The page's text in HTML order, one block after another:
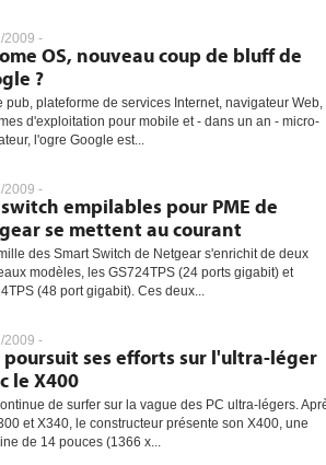
2009 -
OS, nouveau coup de bluff de
?
pub, plateforme de services Internet, navigateur Web,
d'exploitation pour mobile et - dans un an - micro-
l'ogre Google est...
2009 -
switch empilables pour PME de
se mettent au courant
des Smart Switch de Netgear s'enrichit de deux
modèles, les GS724TPS (24 ports gigabit) et
(48 port gigabit). Ces deux...
2009 -
poursuit ses efforts sur l'ultra-léger
le X400
de surfer sur la vague des PC ultra-légers.
et X340, le constructeur présente son X400, une
de 14 pouces (1366 x...